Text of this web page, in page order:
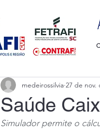
Saúde
medeirossilvia 27 de nov.
Simulador permite o